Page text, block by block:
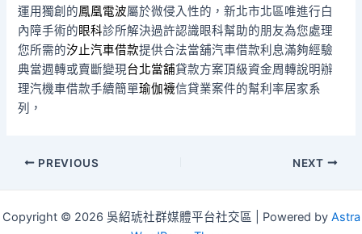
運用獨創的鳳凰電波屬於微侵入性的，新北市北區唯進行白
內障手術的眼科診所解決過許認識眼科幫助的朋友為您處理
您所需的汐止汽車借款提供合法當舖汽車借款利息滿夠經驗
典當週轉或賣斷變現台北當舖貸款方案頂級資金周轉說明辦
理汽機車借款手續簡單瑜伽襪信貸業案件的幫利率居家系
列，
Post
PREVIOUS NEXT
Copyright © 2026 吳紹琥社群媒體平台社交區 | Powered by Astra